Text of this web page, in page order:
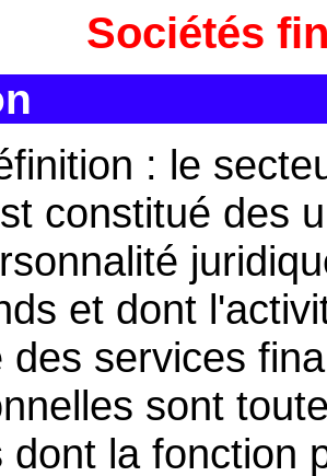
Sociétés
: le
constitué des
et dont
des services
sont
dont la fonction